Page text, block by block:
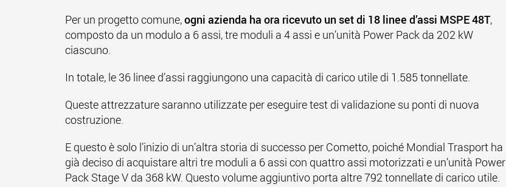
Per un progetto comune,ogni azienda ha ora ricevuto un set di 18 linee d’assi MSPE 48T,
composto da un modulo a 6 assi, tre moduli a 4 assi e un’unità Power Pack da 202 kW
ciascuno.
In totale, le 36 linee d’assi raggiungono una capacità di carico utile di 1.585 tonnellate.
Queste attrezzature saranno utilizzate per eseguire test di validazione su ponti di nuova
costruzione.
E questo è solo l’inizio di un’altra storia di successo per Cometto, poiché Mondial Trasport ha
già deciso di acquistare altri tre moduli a 6 assi con quattro assi motorizzati e un’unità Power
Pack Stage V da 368 kW. Questo volume aggiuntivo porta altre 792 tonnellate di carico utile.